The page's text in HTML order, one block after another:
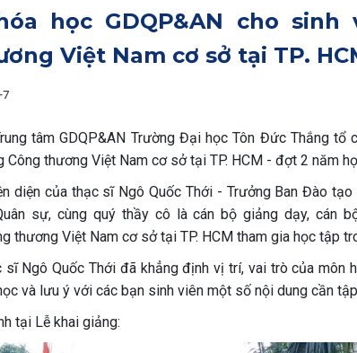
học GDQP&AN cho sinh
Việt Nam cơ sở tại TP.
tâm GDQP&AN Trường Đại học Tôn Đức Thắng tổ
Công thương Việt Nam cơ sở tại TP. HCM - đợt 2 năm
diện của thạc sĩ Ngô Quốc Thới - Trưởng Ban Đào
sự, cùng quý thầy cô là cán bộ giảng dạy, cán
thương Việt Nam cơ sở tại TP. HCM tham gia học tập
Ngô Quốc Thới đã khẳng định vị trí, vai trò của môn
và lưu ý với các bạn sinh viên một số nội dung cần
tại Lễ khai giảng: